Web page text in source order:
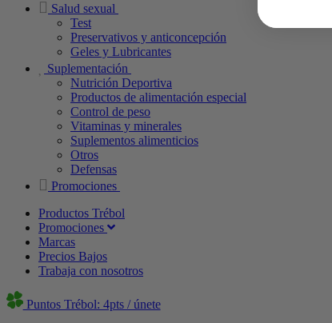
Salud sexual
Test
Preservativos y anticoncepción
Geles y Lubricantes
Suplementación
Nutrición Deportiva
Productos de alimentación especial
Control de peso
Vitaminas y minerales
Suplementos alimenticios
Otros
Defensas
Promociones
Productos Trébol
Promociones
Marcas
Precios Bajos
Trabaja con nosotros
Puntos Trébol: 4pts / únete